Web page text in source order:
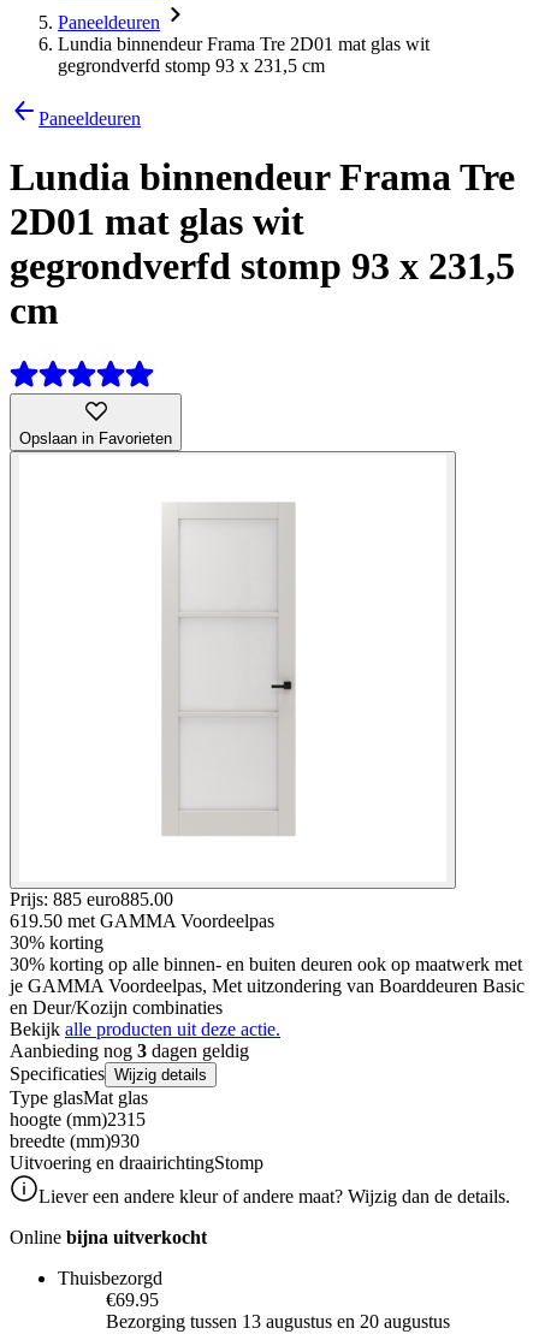
Paneeldeuren
Lundia binnendeur Frama Tre 2D01 mat glas wit
gegrondverfd stomp 93 x 231,5 cm
Paneeldeuren
Lundia binnendeur Frama Tre
2D01 mat glas wit
gegrondverfd stomp 93 x 231,5
cm
Opslaan in Favorieten
Prijs: 885 euro885.00
619.50 met GAMMA Voordeelpas
30% korting
30% korting op alle binnen- en buiten deuren ook op maatwerk met
je GAMMA Voordeelpas, Met uitzondering van Boarddeuren Basic
en Deur/Kozijn combinaties
Bekijk alle producten uit deze actie.
Aanbieding nog 3 dagen geldig
Specificaties Wijzig details
Type glasMat glas
hoogte (mm)2315
breedte (mm)930
Uitvoering en draairichtingStomp
Liever een andere kleur of andere maat? Wijzig dan de details.
Online bijna uitverkocht
Thuisbezorgd
€69.95
Bezorging tussen 13 augustus en 20 augustus